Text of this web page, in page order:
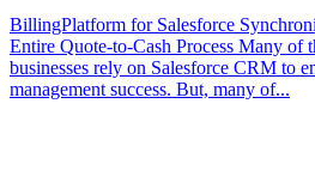
BillingPlatform for Salesforce
Entire Quote-to-Cash Process Many of
businesses rely on Salesforce CRM to
management success. But, many of...